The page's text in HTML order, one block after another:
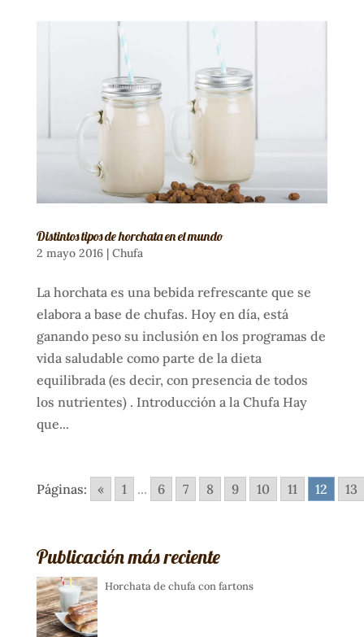
Distintos tipos de horchata en el mundo
2 mayo 2016| Chufa
La horchata es una bebida refrescante que se
elabora a base de chufas. Hoy en día, está
ganando peso su inclusión en los programas de
vida saludable como parte de la dieta
equilibrada (es decir, con presencia de todos
los nutrientes) . Introducción a la Chufa Hay
que...
Páginas: « 1 ... 6 7 8 9 10 11 12 13
Publicación más reciente
Horchata de chufa con fartons